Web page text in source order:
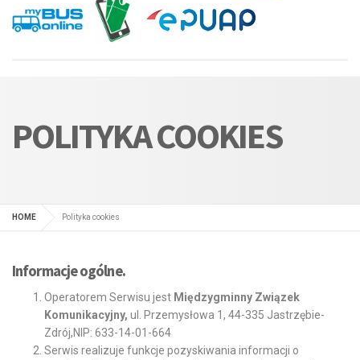
POLITYKA COOKIES
HOME Polityka cookies
Informacje ogólne.
Operatorem Serwisu jest Międzygminny Związek
Komunikacyjny, ul. Przemysłowa 1, 44-335 Jastrzębie-
Zdrój,NIP: 633-14-01-664
Serwis realizuje funkcje pozyskiwania informacji o